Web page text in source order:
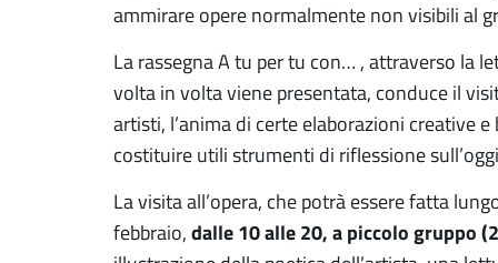
ammirare opere normalmente non visibili al
La rassegna A tu per tu con… , attraverso la
volta in volta viene presentata, conduce il
artisti, l’anima di certe elaborazioni creative
costituire utili strumenti di riflessione
La visita all’opera, che potrà essere fatta
febbraio, dalle 10 alle 20, a piccolo gruppo